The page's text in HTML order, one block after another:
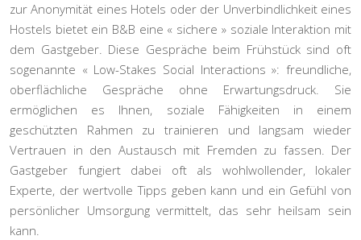
zur Anonymität eines Hotels oder der Unverbindlichkeit eines
Hostels bietet ein B&B eine « sichere » soziale Interaktion mit
dem Gastgeber. Diese Gespräche beim Frühstück sind oft
sogenannte « Low-Stakes Social Interactions »: freundliche,
oberflächliche Gespräche ohne Erwartungsdruck. Sie
ermöglichen es Ihnen, soziale Fähigkeiten in einem
geschützten Rahmen zu trainieren und langsam wieder
Vertrauen in den Austausch mit Fremden zu fassen. Der
Gastgeber fungiert dabei oft als wohlwollender, lokaler
Experte, der wertvolle Tipps geben kann und ein Gefühl von
persönlicher Umsorgung vermittelt, das sehr heilsam sein
kann.